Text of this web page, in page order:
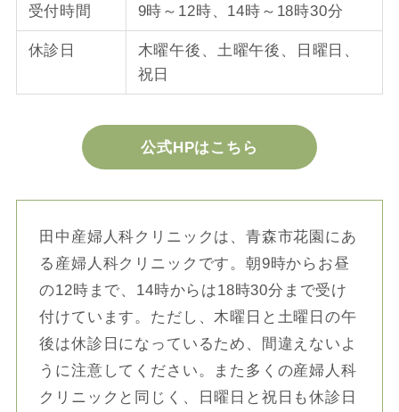
受付時間 9時～12時、14時～18時30分
休診日
木曜午後、土曜午後、日曜日、
祝日
公式HPはこちら
田中産婦人科クリニックは、青森市花園にあ
る産婦人科クリニックです。朝9時からお昼
の12時まで、14時からは18時30分まで受け
付けています。ただし、木曜日と土曜日の午
後は休診日になっているため、間違えないよ
うに注意してください。また多くの産婦人科
クリニックと同じく、日曜日と祝日も休診日